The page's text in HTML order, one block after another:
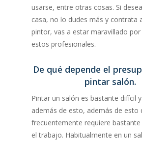
usarse, entre otras cosas. Si
casa, no lo dudes más y contrata
pintor, vas a estar maravillado
estos profesionales.
De qué depende el
pintar salón.
Pintar un salón es bastante difícil
además de esto, además de esto
frecuentemente requiere
el trabajo. Habitualmente en un